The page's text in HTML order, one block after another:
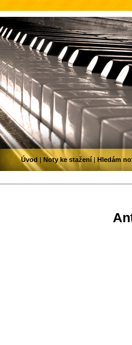
Úvod | Noty ke stažení| Hledám